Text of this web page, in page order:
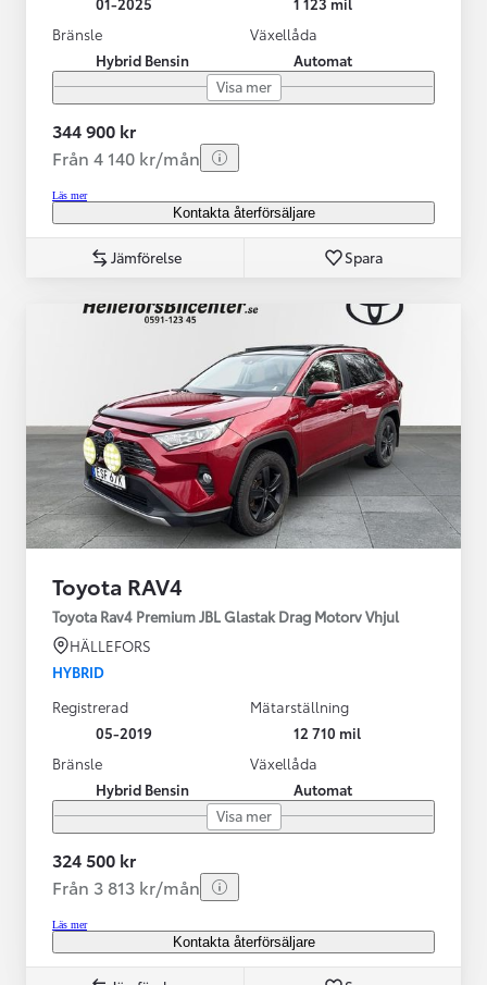
Bränsle
Hybrid Bensin
Växellåda
Automat
Visa mer
344 900 kr
Från 4 140 kr/mån
Läs mer
Kontakta återförsäljare
Jämförelse Spara
Toyota RAV4
Toyota Rav4 Premium JBL Glastak Drag Motorv Vhjul
HÄLLEFORS
HYBRID
Registrerad
05-2019
Mätarställning
12 710 mil
Bränsle
Hybrid Bensin
Växellåda
Automat
Visa mer
324 500 kr
Från 3 813 kr/mån
Läs mer
Kontakta återförsäljare